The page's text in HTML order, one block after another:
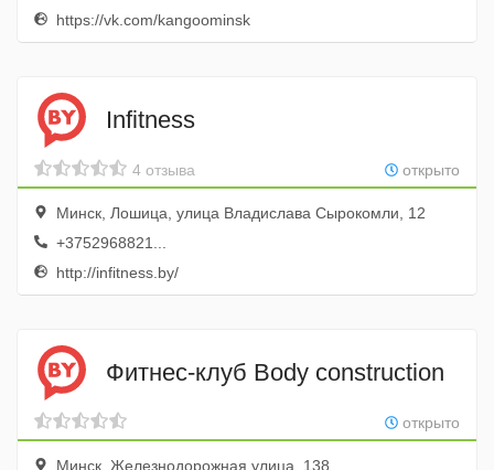
https://vk.com/kangoominsk
Infitness
открыто
4 отзыва
Минск, Лошица, улица Владислава Сырокомли, 12
+3752968821...
http://infitness.by/
Фитнес-клуб Body construction
открыто
Минск, Железнодорожная улица, 138